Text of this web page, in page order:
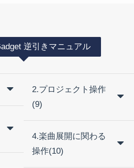
逆引きマニュアル
2.プロジェクト操作
(9)
4.楽曲展開に関わる
操作(10)